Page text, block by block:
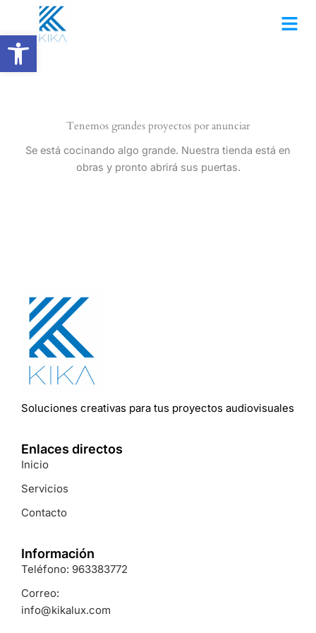
Abrir barra de herramientas
contenido
Tenemos grandes proyectos por anunciar
Se está cocinando algo grande. Nuestra tienda está en
obras y pronto abrirá sus puertas.
Soluciones creativas para tus proyectos audiovisuales
Enlaces directos
Inicio
Servicios
Contacto
Información
Teléfono: 963383772
Correo:
info@kikalux.com